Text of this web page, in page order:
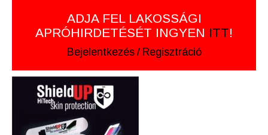
ADJA FEL LAKOSSÁGI
APRÓHIRDETÉSÉT INGYEN ITT!
Bejelentkezés / Regisztráció